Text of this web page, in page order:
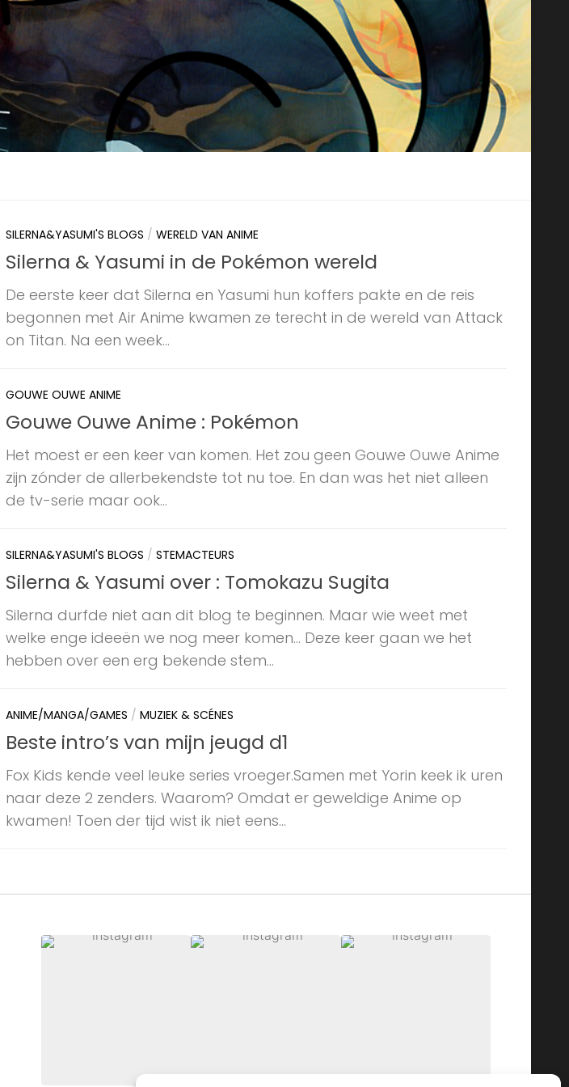
SILERNA&YASUMI'S BLOGS / WERELD VAN ANIME
Silerna & Yasumi in de Pokémon wereld
De eerste keer dat Silerna en Yasumi hun koffers pakte en de reis
begonnen met Air Anime kwamen ze terecht in de wereld van Attack
on Titan. Na een week...
GOUWE OUWE ANIME
Gouwe Ouwe Anime : Pokémon
Het moest er een keer van komen. Het zou geen Gouwe Ouwe Anime
zijn zónder de allerbekendste tot nu toe. En dan was het niet alleen
de tv-serie maar ook...
SILERNA&YASUMI'S BLOGS / STEMACTEURS
Silerna & Yasumi over : Tomokazu Sugita
Silerna durfde niet aan dit blog te beginnen. Maar wie weet met
welke enge ideeën we nog meer komen… Deze keer gaan we het
hebben over een erg bekende stem...
ANIME/MANGA/GAMES / MUZIEK & SCÉNES
Beste intro’s van mijn jeugd d1
Fox Kids kende veel leuke series vroeger.Samen met Yorin keek ik uren
naar deze 2 zenders. Waarom? Omdat er geweldige Anime op
kwamen! Toen der tijd wist ik niet eens...